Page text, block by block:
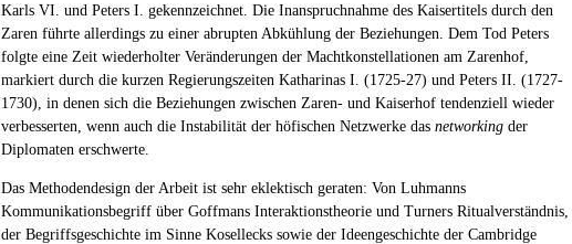
Karls VI. und Peters I. gekennzeichnet. Die Inanspruchnahme des Kaisertitels durch den
Zaren führte allerdings zu einer abrupten Abkühlung der Beziehungen. Dem Tod Peters
folgte eine Zeit wiederholter Veränderungen der Machtkonstellationen am Zarenhof,
markiert durch die kurzen Regierungszeiten Katharinas I. (1725-27) und Peters II. (1727-
1730), in denen sich die Beziehungen zwischen Zaren- und Kaiserhof tendenziell wieder
verbesserten, wenn auch die Instabilität der höfischen Netzwerke das networking der
Diplomaten erschwerte.
Das Methodendesign der Arbeit ist sehr eklektisch geraten: Von Luhmanns
Kommunikationsbegriff über Goffmans Interaktionstheorie und Turners Ritualverständnis,
der Begriffsgeschichte im Sinne Kosellecks sowie der Ideengeschichte der Cambridge